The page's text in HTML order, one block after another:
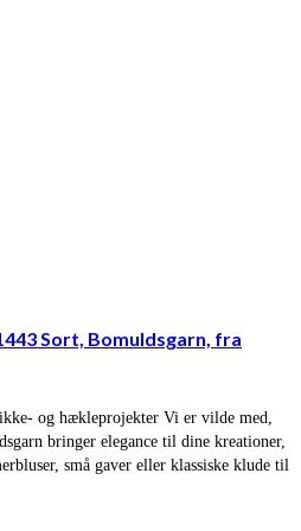
Sort, Bomuldsgarn, fra
og hækleprojekter Vi er vilde med,
bringer elegance til dine kreationer,
små gaver eller klassiske klude til